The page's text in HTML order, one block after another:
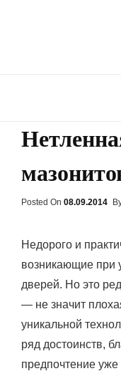
opt-
Posted On Posted
08.09.2014
Недорого и
возникающие при
дверей. Но это
— не значит
уникальной
ряд достоинств,
предпочтение уже